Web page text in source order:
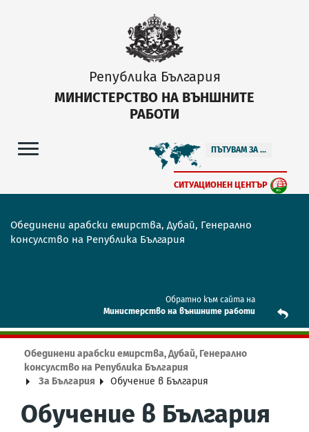
Република България
МИНИСТЕРСТВО НА ВЪНШНИТЕ
РАБОТИ
ПЪТУВАМ ЗА ...
СИТУАЦИОНЕН ЦЕНТЪР
Обединени арабски емирства, Дубай, Генерално
консулство на Република България
Обратно към сайта на
Mинистерство на външните работи
Обединени арабски емирства, Дубай, Генерално
консулство на Република България
За България
Обучение в България
Обучение в България